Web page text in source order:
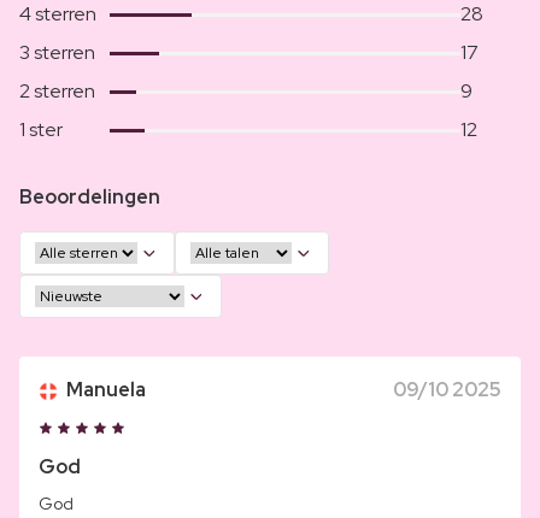
4 sterren
28
3 sterren
17
2 sterren
9
1 ster
12
Beoordelingen
Manuela 09/10 2025
God
God